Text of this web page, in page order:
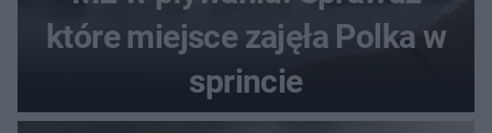
które miejsce zajęła Polka w
sprincie